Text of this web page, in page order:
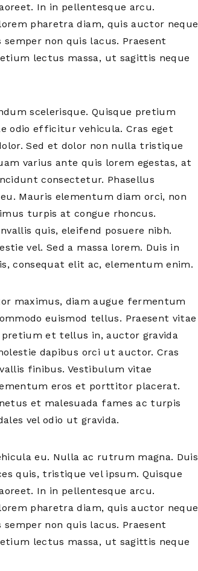
In in pellentesque arcu.
pharetra diam, quis auctor neque
non quis lacus. Praesent
lectus massa, ut sagittis neque
scelerisque. Quisque pretium
odio efficitur vehicula. Cras eget
Sed et dolor non nulla tristique
varius ante quis lorem egestas, at
consectetur. Phasellus
Mauris elementum diam orci, non
turpis at congue rhoncus.
quis, eleifend posuere nibh.
vel. Sed a massa lorem. Duis in
consequat elit ac, elementum enim.
maximus, diam augue fermentum
euismod tellus. Praesent vitae
et tellus in, auctor gravida
dapibus orci ut auctor. Cras
finibus. Vestibulum vitae
eros et porttitor placerat.
et malesuada fames ac turpis
vel odio ut gravida.
eu. Nulla ac rutrum magna. Duis
quis, tristique vel ipsum. Quisque
In in pellentesque arcu.
pharetra diam, quis auctor neque
non quis lacus. Praesent
lectus massa, ut sagittis neque